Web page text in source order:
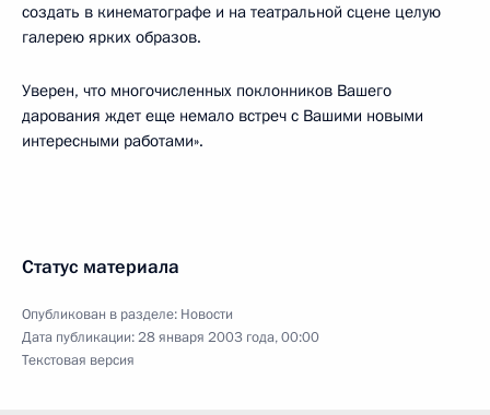
создать в кинематографе и на театральной сцене целую
галерею ярких образов.
Уверен, что многочисленных поклонников Вашего
дарования ждет еще немало встреч с Вашими новыми
интересными работами».
Статус материала
Опубликован в разделе: Новости
Дата публикации:28 января 2003 года, 00:00
Текстовая версия